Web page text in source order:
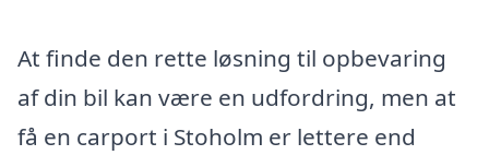
At finde den rette løsning til opbevaring
af din bil kan være en udfordring, men at
få en carport i Stoholm er lettere end